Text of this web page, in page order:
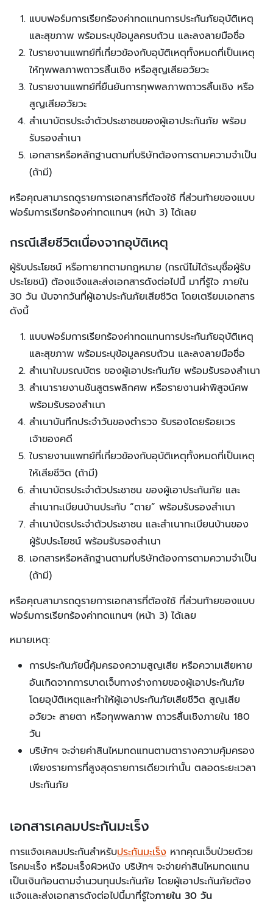
แบบฟอร์มการเรียกร้องค่าทดแทนการประกันภัยอุบัติเหตุ
และสุขภาพ พร้อมระบุข้อมูลครบถ้วน และลงลายมือชื่อ
ใบรายงานแพทย์ที่เกี่ยวข้องกับอุบัติเหตุทั้งหมดที่เป็นเหตุ
ให้ทุพพลภาพถาวรสิ้นเชิง หรือสูญเสียอวัยวะ
ใบรายงานแพทย์ที่ยืนยันการทุพพลภาพถาวรสิ้นเชิง หรือ
สูญเสียอวัยวะ
สำเนาบัตรประจำตัวประชาชนของผู้เอาประกันภัย พร้อม
รับรองสำเนา
เอกสารหรือหลักฐานตามที่บริษัทต้องการตามความจำเป็น
(ถ้ามี)
หรือคุณสามารถดูรายการเอกสารที่ต้องใช้ ที่ส่วนท้ายของแบบ
ฟอร์มการเรียกร้องค่าทดแทนฯ (หน้า 3) ได้เลย
กรณีเสียชีวิตเนื่องจากอุบัติเหตุ
ผู้รับประโยชน์ หรือทายาทตามกฎหมาย (กรณีไม่ได้ระบุชื่อผู้รับ
ประโยชน์) ต้องแจ้งและส่งเอกสารดังต่อไปนี้ มาที่รู้ใจ ภายใน
30 วัน นับจากวันที่ผู้เอาประกันภัยเสียชีวิต โดยเตรียมเอกสาร
ดังนี้
แบบฟอร์มการเรียกร้องค่าทดแทนการประกันภัยอุบัติเหตุ
และสุขภาพ พร้อมระบุข้อมูลครบถ้วน และลงลายมือชื่อ
สำเนาใบมรณบัตร ของผู้เอาประกันภัย พร้อมรับรองสำเนา
สำเนารายงานชันสูตรพลิกศพ หรือรายงานผ่าพิสูจน์ศพ
พร้อมรับรองสำเนา
สำเนาบันทึกประจำวันของตำรวจ รับรองโดยร้อยเวร
เจ้าของคดี
ใบรายงานแพทย์ที่เกี่ยวข้องกับอุบัติเหตุทั้งหมดที่เป็นเหตุ
ให้เสียชีวิต (ถ้ามี)
สำเนาบัตรประจำตัวประชาชน ของผู้เอาประกันภัย และ
สำเนาทะเบียนบ้านประทับ “ตาย” พร้อมรับรองสำเนา
สำเนาบัตรประจำตัวประชาชน และสำเนาทะเบียนบ้านของ
ผู้รับประโยชน์ พร้อมรับรองสำเนา
เอกสารหรือหลักฐานตามที่บริษัทต้องการตามความจำเป็น
(ถ้ามี)
หรือคุณสามารถดูรายการเอกสารที่ต้องใช้ ที่ส่วนท้ายของแบบ
ฟอร์มการเรียกร้องค่าทดแทนฯ (หน้า 3) ได้เลย
หมายเหตุ:
การประกันภัยนี้คุ้มครองความสูญเสีย หรือความเสียหาย
อันเกิดจากการบาดเจ็บทางร่างกายของผู้เอาประกันภัย
โดยอุบัติเหตุและทำให้ผู้เอาประกันภัยเสียชีวิต สูญเสีย
อวัยวะ สายตา หรือทุพพลภาพ ถาวรสิ้นเชิงภายใน 180
วัน
บริษัทฯ จะจ่ายค่าสินไหมทดแทนตามตารางความคุ้มครอง
เพียงรายการที่สูงสุดรายการเดียวเท่านั้น ตลอดระยะเวลา
ประกันภัย
เอกสารเคลมประกันมะเร็ง
การแจ้งเคลมประกันสำหรับประกันมะเร็ง หากคุณเจ็บป่วยด้วย
โรคมะเร็ง หรือมะเร็งผิวหนัง บริษัทฯ จะจ่ายค่าสินไหมทดแทน
เป็นเงินก้อนตามจำนวนทุนประกันภัย โดยผู้เอาประกันภัยต้อง
แจ้งและส่งเอกสารดังต่อไปนี้มาที่รู้ใจภายใน 30 วัน